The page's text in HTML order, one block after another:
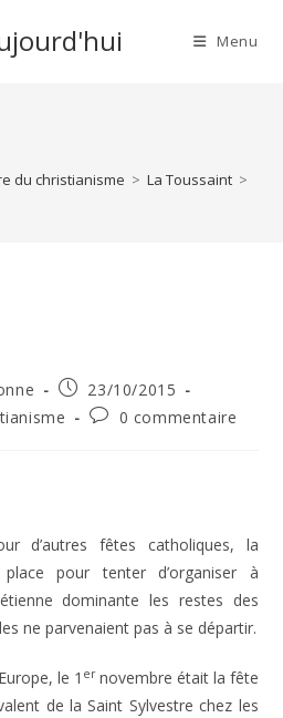
Menu
du christianisme > La Toussaint >
Publication
publiée :
23/10/2015
Commentaires
0 commentaire
d’autres fêtes catholiques, la
pour tenter d’organiser à
dominante les restes des
ne parvenaient pas à se départir.
le 1 ernovembre était la fête
de la Saint Sylvestre chez les